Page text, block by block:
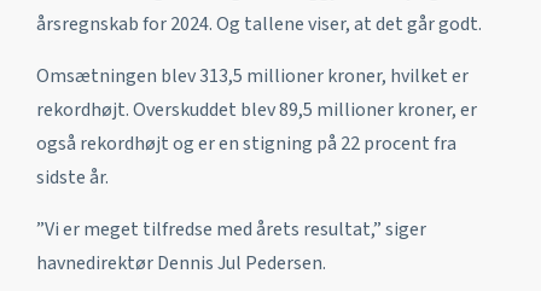
årsregnskab for 2024. Og tallene viser, at det går godt.
Omsætningen blev 313,5 millioner kroner, hvilket er
rekordhøjt. Overskuddet blev 89,5 millioner kroner, er
også rekordhøjt og er en stigning på 22 procent fra
sidste år.
”Vi er meget tilfredse med årets resultat,” siger
havnedirektør Dennis Jul Pedersen.